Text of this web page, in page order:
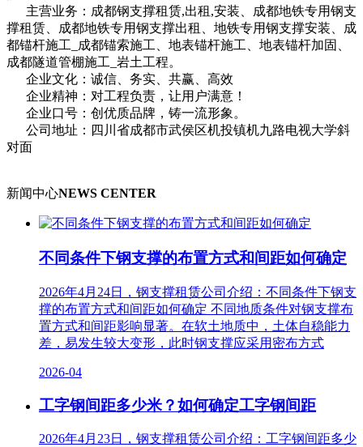
主营业务：成都钢支撑租赁,出租,安装、成都地铁专用钢支
撑租赁、成都地铁专用钢支撑出租、地铁专用钢支撑安装、成
都锚杆施工_成都锚索施工、地表锚杆施工、地表锚杆加固、
成都隧道管棚施工_岩土工程。
企业文化：诚信、务实、共赢、高效
企业精神：对工程负责，让用户满意！
企业口号：创优质品牌，铸一流形象。
公司地址：四川省成都市武侯区机投镇机九路电视大学斜
对面
新闻中心NEWS CENTER
不同条件下钢支撑的布置方式和间距如何确定
2026年4月24日，钢支撑租赁公司介绍：不同条件下钢支
撑的布置方式和间距如何确定 不同地质条件对钢支撑布
置方式和间距影响显著。在软土地质中，土体自稳能力
差，易发生较大变形，此时钢支撑应采用密布方式
2026-04
工字钢间距多少米？如何确定工字钢间距
2026年4月23日，钢支撑租赁公司介绍：工字钢间距多少